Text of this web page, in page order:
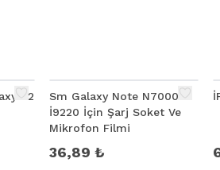
S2
Sm Galaxy Note N7000
İ9220 İçin Şarj Soket Ve
Mikrofon Filmi
36,89 ₺